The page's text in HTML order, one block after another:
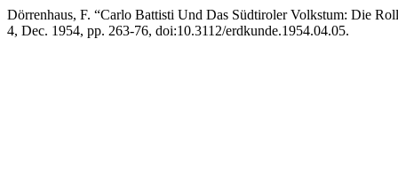
Dörrenhaus, F. “Carlo Battisti Und Das Südtiroler Volkstum: Die
4, Dec. 1954, pp. 263-76, doi:10.3112/erdkunde.1954.04.05.